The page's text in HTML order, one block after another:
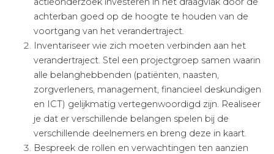
achterban goed op de hoogte te houden van de
voortgang van het verandertraject.
Inventariseer wie zich moeten verbinden aan het
verandertraject. Stel een projectgroep samen waarin
alle belang­hebbenden (patiënten, naasten,
zorgverleners, management, financieel deskundigen
en ICT) gelijkmatig vertegenwoordigd zijn. Realiseer
je dat er verschillende belangen spelen bij de
verschillende deelnemers en breng deze in kaart.
Bespreek de rollen en verwachtingen ten aanzien